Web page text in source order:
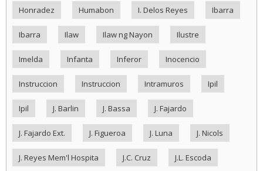
Honradez Humabon I. Delos Reyes Ibarra
Ibarra Ilaw Ilaw ng Nayon Ilustre
Imelda Infanta Inferor Inocencio
Instruccion Instruccion Intramuros Ipil
Ipil J. Barlin J. Bassa J. Fajardo
J. Fajardo Ext. J. Figueroa J. Luna J. Nicols
J. Reyes Mem'l Hospita J.C. Cruz J.L. Escoda